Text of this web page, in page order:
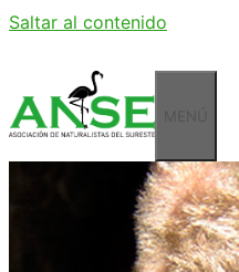
Saltar al contenido